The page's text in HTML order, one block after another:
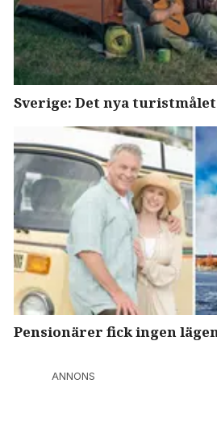
Sverige: Det nya
Pensionärer fick ingen
ANNONS